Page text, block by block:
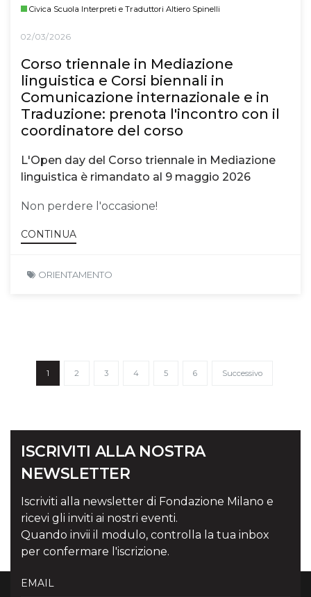
Civica Scuola Interpreti e Traduttori Altiero Spinelli
02/03/2026
Corso triennale in Mediazione
linguistica e Corsi biennali in
Comunicazione internazionale e in
Traduzione: prenota l'incontro con il
coordinatore del corso
L'Open day del Corso triennale in Mediazione
linguistica è rimandato al 9 maggio 2026
Non perdere l'occasione!
CONTINUA
ORIENTAMENTO
1 2 3 4 5 6 Successivo
ISCRIVITI ALLA NOSTRA
NEWSLETTER
Iscriviti alla newsletter di Fondazione Milano e
ricevi gli inviti ai nostri eventi.
Quando invii il modulo, controlla la tua inbox
per confermare l'iscrizione.
EMAIL